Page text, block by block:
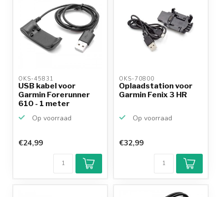
OKS-45831
USB kabel voor
Garmin Forerunner
610 - 1 meter
Op voorraad
€24,99
OKS-70800
Oplaadstation voor
Garmin Fenix 3 HR
Op voorraad
€32,99